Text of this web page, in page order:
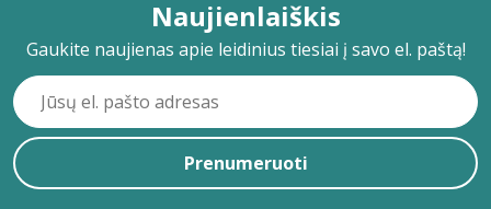
Naujienlaiškis
Gaukite naujienas apie leidinius tiesiai į savo el. paštą!
Prenumeruoti